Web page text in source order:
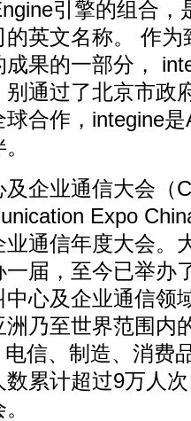
引擎的组合，
英文名称。 作
果的一部分，
别通过了北京市政
合作，integine
企业通信大会（
Expo
通信年度大会。
届，至今已举办
中心及企业通信领
乃至世界范围内
信、制造、消费
数累计超过9万人